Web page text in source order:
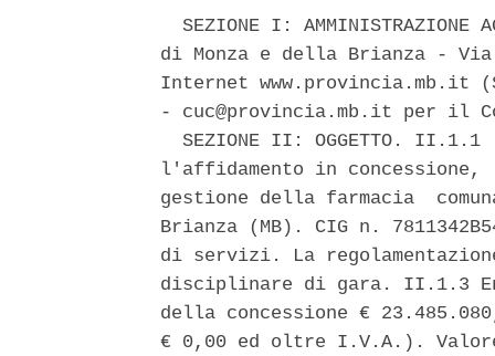
SEZIONE I: AMMINISTRAZIONE
di Monza e della Brianza -
Internet
- cuc@provincia.mb.it per il
SEZIONE II: OGGETTO. II.1.1
l'affidamento in
gestione della farmacia
Brianza (MB). CIG n.
di servizi. La
disciplinare di gara. II.1.3
della concessione €
€ 0,00 ed oltre I.V.A.).